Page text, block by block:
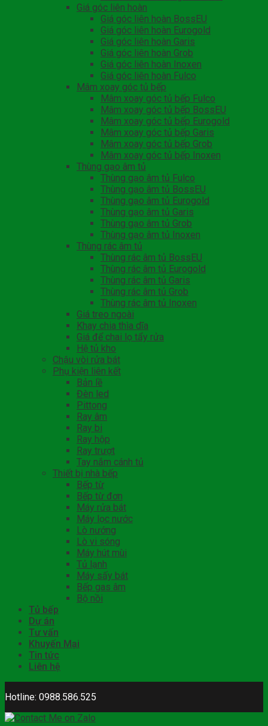
Giá góc liên hoàn
Giá góc liên hoàn BossEU
Giá góc liên hoàn Eurogold
Giá góc liên hoàn Garis
Giá góc liên hoàn Grob
Giá góc liên hoàn Inoxen
Giá góc liên hoàn Fulco
Mâm xoay góc tủ bếp
Mâm xoay góc tủ bếp Fulco
Mâm xoay góc tủ bếp BossEU
Mâm xoay góc tủ bếp Eurogold
Mâm xoay góc tủ bếp Garis
Mâm xoay góc tủ bếp Grob
Mâm xoay góc tủ bếp Inoxen
Thùng gạo âm tủ
Thùng gạo âm tủ Fulco
Thùng gạo âm tủ BossEU
Thùng gạo âm tủ Eurogold
Thùng gạo âm tủ Garis
Thùng gạo âm tủ Grob
Thùng gạo âm tủ Inoxen
Thùng rác âm tủ
Thùng rác âm tủ BossEU
Thùng rác âm tủ Eurogold
Thùng rác âm tủ Garis
Thùng rác âm tủ Grob
Thùng rác âm tủ Inoxen
Giá treo ngoài
Khay chia thìa dĩa
Giá để chai lọ tẩy rửa
Hệ tủ kho
Chậu vòi rửa bát
Phụ kiện liên kết
Bản lề
Đèn led
Pittong
Ray âm
Ray bi
Ray hộp
Ray trượt
Tay nắm cánh tủ
Thiết bị nhà bếp
Bếp từ
Bếp từ đơn
Máy rửa bát
Máy lọc nước
Lò nướng
Lò vi sóng
Máy hút mùi
Tủ lạnh
Máy sấy bát
Bếp gas âm
Bộ nồi
Tủ bếp
Dự án
Tư vấn
Khuyến Mại
Tin tức
Liên hệ
Hotline: 0988.586.525